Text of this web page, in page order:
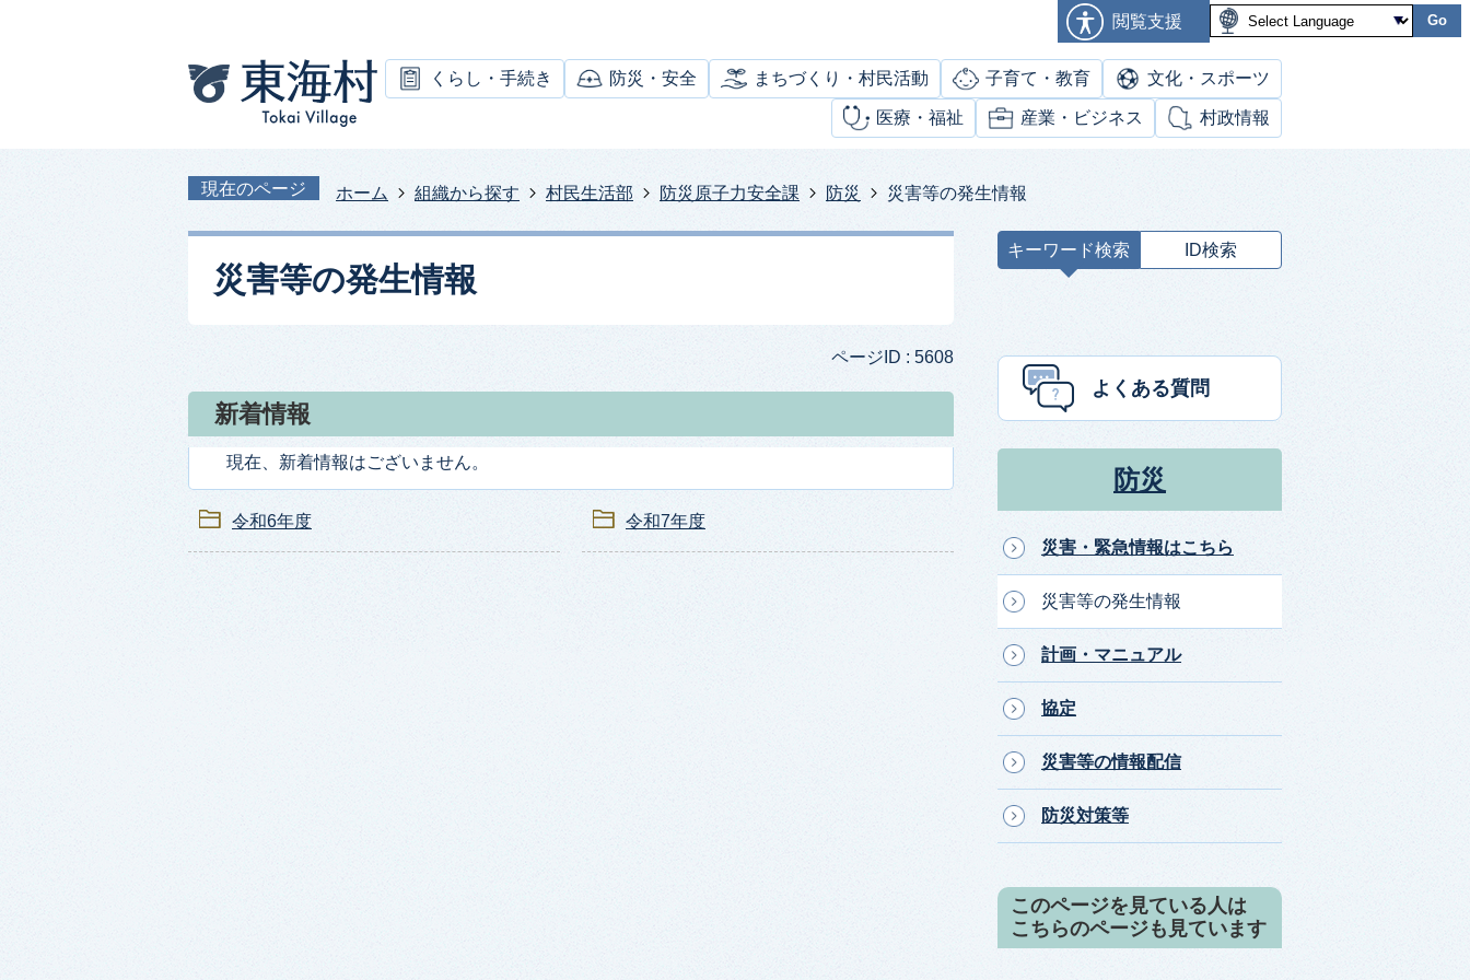
閲覧支援 Go
くらし・手続き 防災・安全 まちづくり・村民活動 子育て・教育 文化・スポーツ
医療・福祉 産業・ビジネス 村政情報
現在のページ ホーム 組織から探す 村民生活部 防災原子力安全課 防災 災害等の発生情報
災害等の発生情報
ページID : 5608
新着情報
現在、新着情報はございません。
令和6年度 令和7年度
キーワード検索 ID検索
ー
よくある質問
防災
災害・緊急情報はこちら
災害等の発生情報
計画・マニュアル
協定
災害等の情報配信
防災対策等
このページを見ている人は
こちらのページも見ています